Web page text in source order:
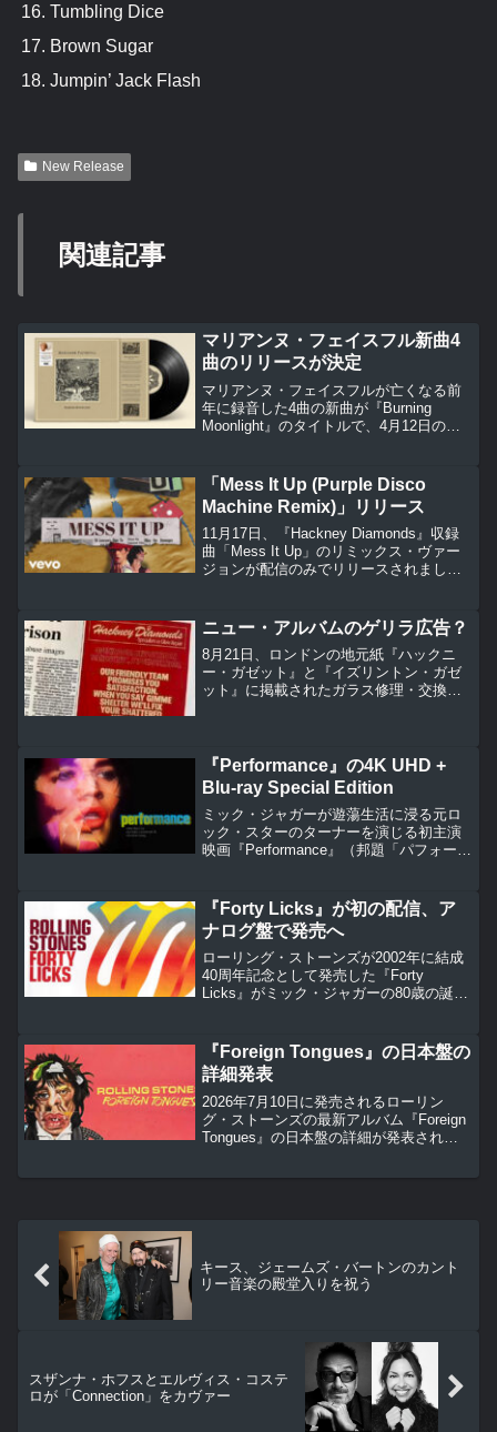
Tumbling Dice
Brown Sugar
Jumpin’ Jack Flash
New Release
関連記事
マリアンヌ・フェイスフル新曲4
曲のリリースが決定
マリアンヌ・フェイスフルが亡くなる前
年に録音した4曲の新曲が『Burning
Moonlight』のタイトルで、4月12日のレ
ジタルEPがリリースされます。
「Mess It Up (Purple Disco
Machine Remix)」リリース
11月17日、『Hackney Diamonds』収録
曲「Mess It Up」のリミックス・ヴァー
ジョンが配信のみでリリースされまし
ニュー・アルバムのゲリラ広告？
8月21日、ロンドンの地元紙『ハックニ
ー・ガゼット』と『イズリントン・ガゼ
ット』に掲載されたガラス修理・交換の
ています。
『Performance』の4K UHD +
Blu-ray Special Edition
ミック・ジャガーが遊蕩生活に浸る元ロ
ック・スターのターナーを演じる初主演
映画『Performance』（邦題「パフォーマ
イテリオン・コレクション社から発売さ
れました。
『Forty Licks』が初の配信、ア
ナログ盤で発売へ
ローリング・ストーンズが2002年に結成
40周年記念として発売した『Forty
Licks』がミック・ジャガーの80歳の誕生
『Foreign Tongues』の日本盤の
詳細発表
2026年7月10日に発売されるローリン
グ・ストーンズの最新アルバム『Foreign
Tongues』の日本盤の詳細が発表されま
キース、ジェームズ・バートンのカント
リー音楽の殿堂入りを祝う
スザンナ・ホフスとエルヴィス・コステ
ロが「Connection」をカヴァー